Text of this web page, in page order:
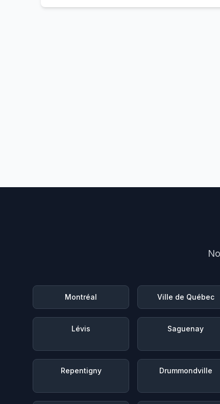
Montréal Ville de Québec
Lévis Saguenay
Repentigny Drummondville